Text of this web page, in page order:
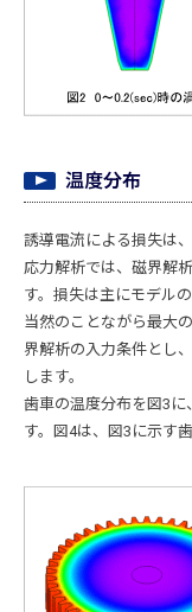
温度分布
誘導電流による損失は
応力解析では、磁界解
す。損失は主にモデル
当然のことながら最大
界解析の入力条件とし
します。
歯車の温度分布を図3に
す。図4は、図3に示す